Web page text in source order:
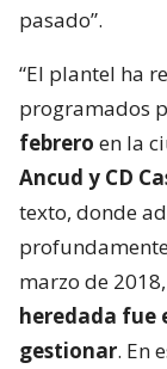
pasado”.
“El plantel ha
programados
febrero en la
Ancud y CD
texto, donde
marzo de
heredada fue
gestionar. En